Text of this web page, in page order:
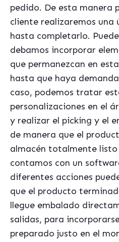
pedido. De esta manera
cliente realizaremos una
hasta completarlo.
debamos incorporar
que permanezcan en
hasta que haya
caso, podemos tratar
personalizaciones en el
y realizar el picking y el
de manera que el
almacén totalmente listo
contamos con un
diferentes acciones
que el producto
llegue embalado
salidas, para
preparado justo en el